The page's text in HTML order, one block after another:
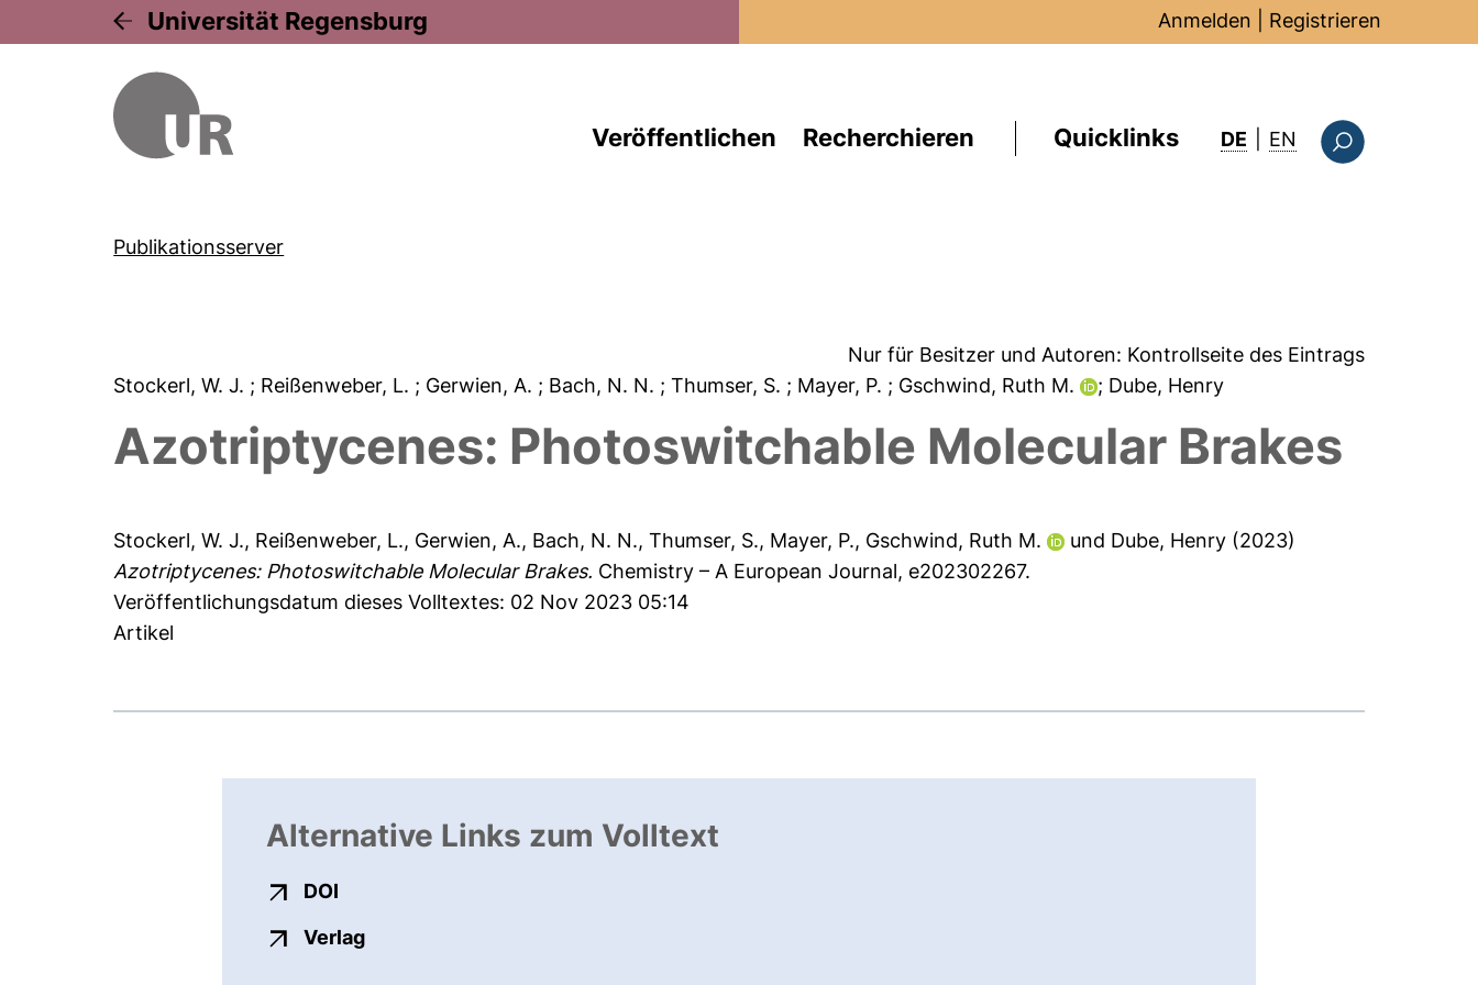
Universität Regensburg Anmelden Registrieren
Veröffentlichen Recherchieren Quicklinks DE EN : this page in
Publikationsserver
Nur für Besitzer und Autoren: Kontrollseite des Eintrags
Stockerl, W. J. ; Reißenweber, L. ; Gerwien, A. ; Bach, N. N. ; Thumser, S. ; Mayer, P. ; Gschwind, Ruth M. ; Dube, Henry
Azotriptycenes: Photoswitchable Molecular Brakes
Stockerl, W. J., Reißenweber, L., Gerwien, A., Bach, N. N.,Thumser, S., Mayer, P., Gschwind, Ruth M. und Dube, Henry (2023)
Azotriptycenes: Photoswitchable Molecular Brakes. Chemistry – A European Journal, e202302267.
Veröffentlichungsdatum dieses Volltextes: 02 Nov 2023 05:14
Artikel
Alternative Links zum Volltext
DOI
Verlagexterner Link, öffnet neues Fenster